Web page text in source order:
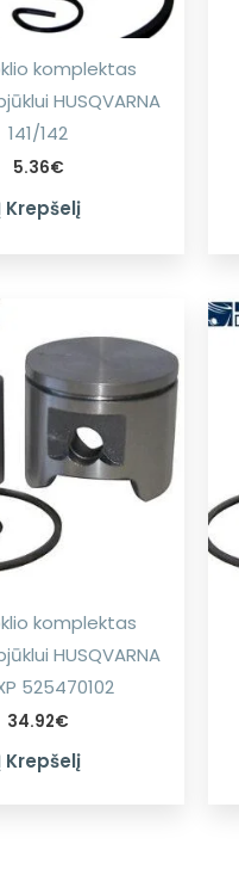
komplektas
HUSQVARNA
141/142
5.36€
Krepšelį
komplektas
HUSQVARNA
525470102
34.92€
Krepšelį